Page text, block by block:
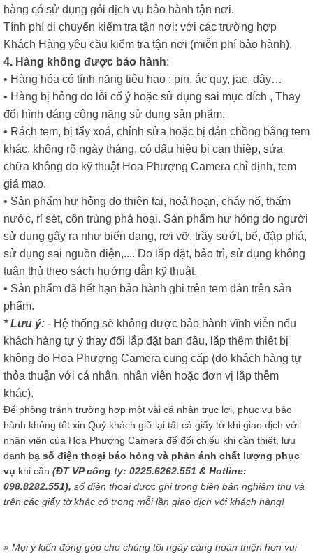
hàng có sử dụng gói dịch vụ bảo hành tận nơi.
Tính phí di chuyển kiểm tra tận nơi: với các trường hợp
Khách Hàng yêu cầu kiểm tra tận nơi (miễn phí bảo hành).
4. Hàng không được bảo hành:
• Hàng hóa có tính năng tiêu hao : pin, ắc quy, jac, dây…
• Hàng bị hỏng do lỗi cố ý hoặc sử dụng sai mục đích , Thay
đổi hình dáng công năng sử dụng sản phẩm.
• Rách tem, bị tẩy xoá, chỉnh sửa hoặc bị dán chồng bằng tem
khác, không rõ ngày tháng, có dấu hiệu bị can thiệp, sửa
chữa không do kỹ thuật Hoa Phượng Camera chỉ định, tem
giả mạo.
• Sản phẩm hư hỏng do thiên tai, hoả hoạn, cháy nổ, thấm
nước, rỉ sét, côn trùng phá hoại. Sản phẩm hư hỏng do người
sử dụng gây ra như biến dạng, rơi vỡ, trầy sướt, bể, đập phá,
sử dụng sai nguồn điện,.... Do lắp đặt, bảo trì, sử dụng không
tuân thủ theo sách hướng dẫn kỹ thuật.
• Sản phẩm đã hết hạn bảo hành ghi trên tem dán trên sản
phẩm.
* Lưu ý: - Hệ thống sẽ không được bảo hành vĩnh viễn nếu
khách hàng tự ý thay đổi lắp đặt ban đầu, lắp thêm thiết bị
không do Hoa Phượng Camera cung cấp (do khách hàng tự
thỏa thuận với cá nhân, nhân viên hoặc đơn vị lắp thêm
khác).
Để phòng tránh trường hợp một vài cá nhân trục lợi, phục vụ bảo
hành không tốt xin Quý khách giữ lại tất cả giấy tờ khi giao dịch với
nhân viên của Hoa Phượng Camera để đối chiếu khi cần thiết, lưu
danh bạ số điện thoại báo hỏng và phản ánh chất lượng phục
vụ khi cần (ĐT VP công ty: 0225.6262.551 & Hotline:
098.8282.551), số điện thoại được ghi trong biên bản nghiệm thu và
trên các giấy tờ khác có trong mỗi lần giao dịch với khách hàng!
» Mọi ý kiến đóng góp cho chúng tôi ngày càng hoàn thiện hơn vui